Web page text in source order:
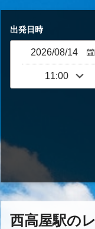
出発日時
西高屋駅の